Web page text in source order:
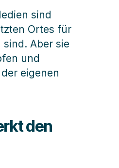
sind
Ortes für
Aber sie
und
eigenen
den